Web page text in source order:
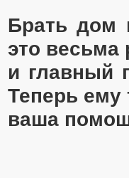
Брать дом
это весьма
и главный
Теперь ему
ваша